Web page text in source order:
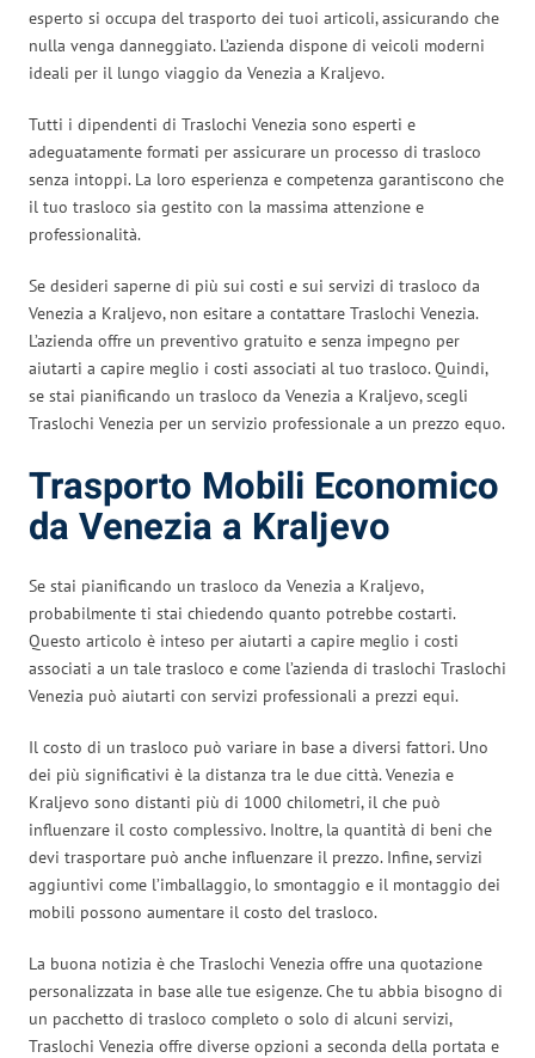
esperto si occupa del trasporto dei tuoi articoli, assicurando che
nulla venga danneggiato. L’azienda dispone di veicoli moderni
ideali per il lungo viaggio da Venezia a Kraljevo.
Tutti i dipendenti di Traslochi Venezia sono esperti e
adeguatamente formati per assicurare un processo di trasloco
senza intoppi. La loro esperienza e competenza garantiscono che
il tuo trasloco sia gestito con la massima attenzione e
professionalità.
Se desideri saperne di più sui costi e sui servizi di trasloco da
Venezia a Kraljevo, non esitare a contattare Traslochi Venezia.
L’azienda offre un preventivo gratuito e senza impegno per
aiutarti a capire meglio i costi associati al tuo trasloco. Quindi,
se stai pianificando un trasloco da Venezia a Kraljevo, scegli
Traslochi Venezia per un servizio professionale a un prezzo equo.
Trasporto Mobili Economico
da Venezia a Kraljevo
Se stai pianificando un trasloco da Venezia a Kraljevo,
probabilmente ti stai chiedendo quanto potrebbe costarti.
Questo articolo è inteso per aiutarti a capire meglio i costi
associati a un tale trasloco e come l’azienda di traslochi Traslochi
Venezia può aiutarti con servizi professionali a prezzi equi.
Il costo di un trasloco può variare in base a diversi fattori. Uno
dei più significativi è la distanza tra le due città. Venezia e
Kraljevo sono distanti più di 1000 chilometri, il che può
influenzare il costo complessivo. Inoltre, la quantità di beni che
devi trasportare può anche influenzare il prezzo. Infine, servizi
aggiuntivi come l’imballaggio, lo smontaggio e il montaggio dei
mobili possono aumentare il costo del trasloco.
La buona notizia è che Traslochi Venezia offre una quotazione
personalizzata in base alle tue esigenze. Che tu abbia bisogno di
un pacchetto di trasloco completo o solo di alcuni servizi,
Traslochi Venezia offre diverse opzioni a seconda della portata e